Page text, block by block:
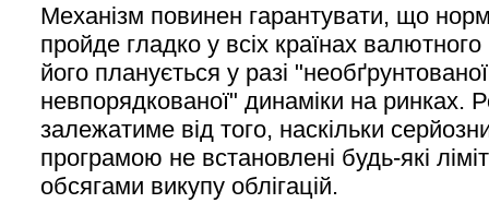
Механізм повинен гарантувати, що
пройде гладко у всіх країнах
його планується у разі
невпорядкованої" динаміки на ринках.
залежатиме від того, наскільки
програмою не встановлені будь-які
обсягами викупу облігацій.